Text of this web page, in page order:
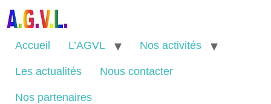
Accueil L’AGVL Nos activités
Les actualités Nous contacter
Nos partenaires